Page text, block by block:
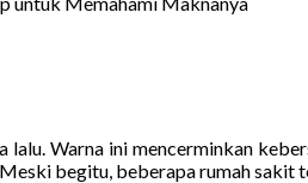
Warna ini mencerminkan
begitu, beberapa rumah